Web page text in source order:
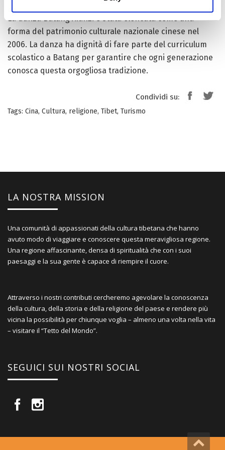
La danza Batang Xianzi è stata elencata come una
forma del patrimonio culturale nazionale cinese nel
2006. La danza ha dignità di fare parte del curriculum
scolastico a Batang per garantire che ogni generazione
conosca questa orgogliosa tradizione.
Condividi su:
Tags: Cina, Cultura, religione, Tibet, Turismo
LA NOSTRA MISSION
Una comunità di appassionati della cultura tibetana che hanno
avuto modo di viaggiare e conoscere questa meravigliosa regione.
Una regione affascinante, densa di spiritualità che con i suoi
paesaggi e la sua gente è capace di riempire il cuore.
Attraverso i nostri contributi cercheremo agevolare la conoscenza
della cultura, della storia e della religione del paese e rendere più
vicina la possibilità per chiunque voglia – almeno una volta nella vita
– visitare il “Tetto del Mondo”.
SEGUICI SUI NOSTRI SOCIAL